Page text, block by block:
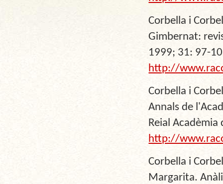
Corbella i
Gimbernat:
1999; 31: 97-
http://
Corbella i
Annals de
Reial
http://
Corbella i
Margarita.